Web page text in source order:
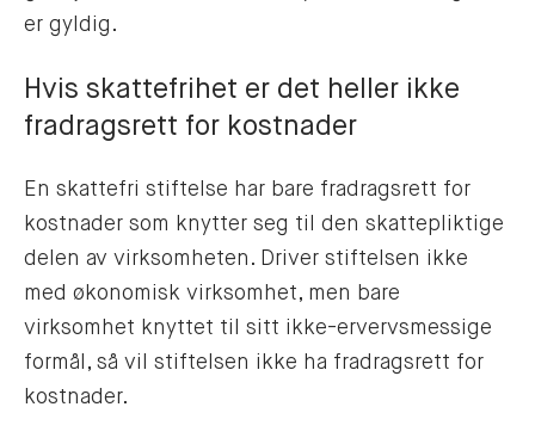
er gyldig.
Hvis skattefrihet er det heller ikke
fradragsrett for kostnader
En skattefri stiftelse har bare fradragsrett for
kostnader som knytter seg til den skattepliktige
delen av virksomheten. Driver stiftelsen ikke
med økonomisk virksomhet, men bare
virksomhet knyttet til sitt ikke-ervervsmessige
formål, så vil stiftelsen ikke ha fradragsrett for
kostnader.